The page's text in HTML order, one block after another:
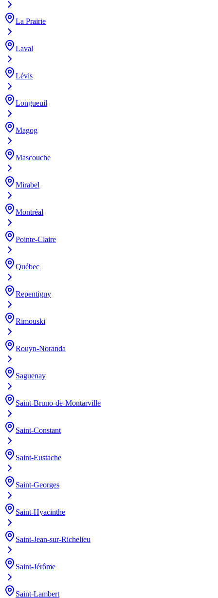
La Prairie
Laval
Lévis
Longueuil
Magog
Mascouche
Mirabel
Montréal
Pointe-Claire
Québec
Repentigny
Rimouski
Rouyn-Noranda
Saguenay
Saint-Bruno-de-Montarville
Saint-Constant
Saint-Eustache
Saint-Georges
Saint-Hyacinthe
Saint-Jean-sur-Richelieu
Saint-Jérôme
Saint-Lambert